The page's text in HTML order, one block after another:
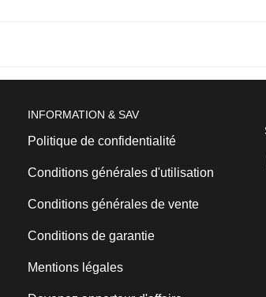
INFORMATION & SAV
Politique de confidentialité
Conditions générales d'utilisation
Conditions générales de vente
Conditions de garantie
Mentions légales